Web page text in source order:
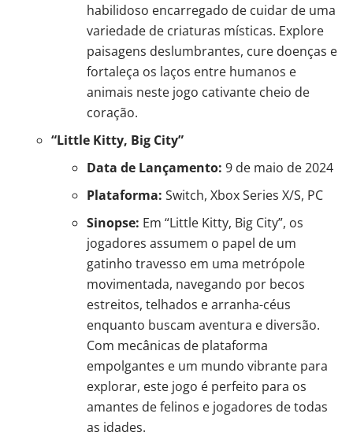
habilidoso encarregado de cuidar de uma
variedade de criaturas místicas. Explore
paisagens deslumbrantes, cure doenças e
fortaleça os laços entre humanos e
animais neste jogo cativante cheio de
coração.
“Little Kitty, Big City”
Data de Lançamento: 9 de maio de 2024
Plataforma: Switch, Xbox Series X/S, PC
Sinopse: Em “Little Kitty, Big City”, os
jogadores assumem o papel de um
gatinho travesso em uma metrópole
movimentada, navegando por becos
estreitos, telhados e arranha-céus
enquanto buscam aventura e diversão.
Com mecânicas de plataforma
empolgantes e um mundo vibrante para
explorar, este jogo é perfeito para os
amantes de felinos e jogadores de todas
as idades.